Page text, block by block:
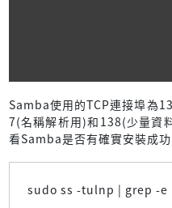
Samba使用的TCP連接埠為
7(名稱解析用)和138(少量資
看Samba是否有確實安裝成功
sudo ss -tulnp | grep -